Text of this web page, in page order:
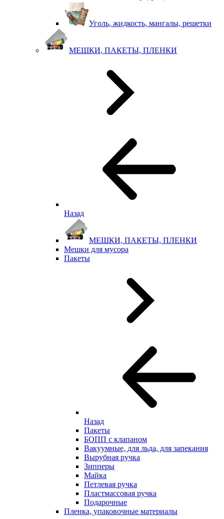
Уголь, жидкость, мангалы, решетки
МЕШКИ, ПАКЕТЫ, ПЛЕНКИ
Назад
МЕШКИ, ПАКЕТЫ, ПЛЕНКИ
Мешки для мусора
Пакеты
Назад
Пакеты
БОПП с клапаном
Вакуумные, для льда, для запекания
Вырубная ручка
Зипперы
Майка
Петлевая ручка
Пластмассовая ручка
Подарочные
Пленка, упаковочные материалы